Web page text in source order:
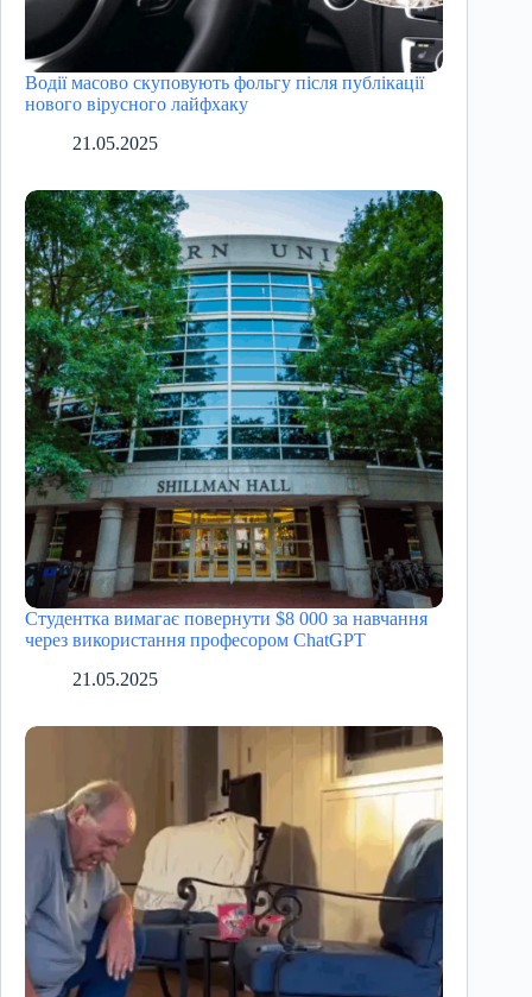
Водії масово скуповують фольгу після публікації
нового вірусного лайфхаку
21.05.2025
Студентка вимагає повернути $8 000 за навчання
через використання професором ChatGPT
21.05.2025